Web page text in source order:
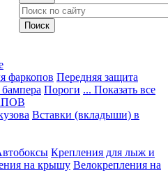
фаркопов Передняя защита
Пороги ... Показать все
Вставки (вкладыши) в
Крепления для лыж и
на крышу Велокрепления на